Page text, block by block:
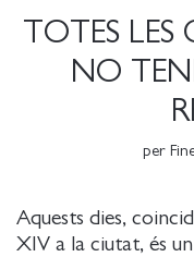
TOTES LES
NO
per
Aquests dies,
XIV a la ciutat, és